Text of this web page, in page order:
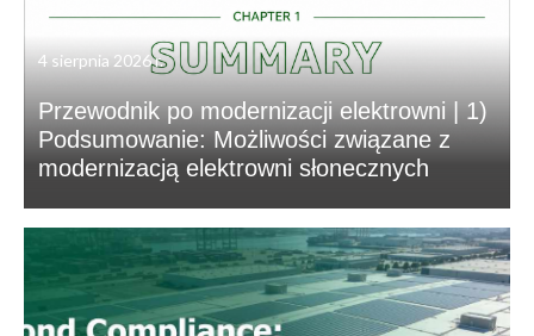
4 sierpnia 2026 r.
Przewodnik po modernizacji elektrowni | 1)
Podsumowanie: Możliwości związane z
modernizacją elektrowni słonecznych